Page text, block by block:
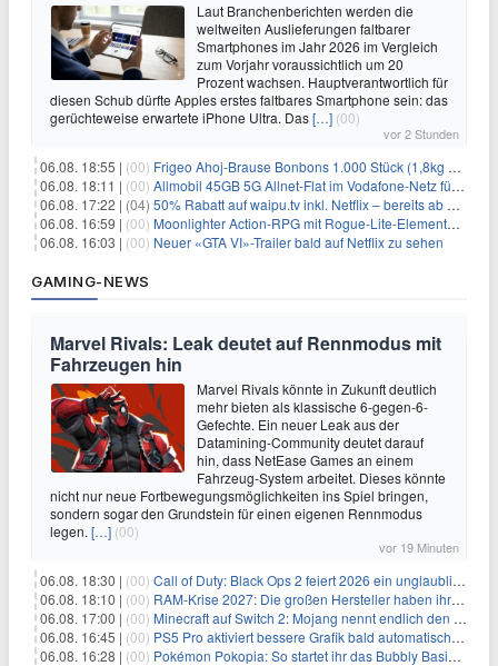
Laut Branchenberichten werden die
weltweiten Auslieferungen faltbarer
Smartphones im Jahr 2026 im Vergleich
zum Vorjahr voraussichtlich um 20
Prozent wachsen. Hauptverantwortlich für
diesen Schub dürfte Apples erstes faltbares Smartphone sein: das
gerüchteweise erwartete iPhone Ultra. Das[…] (00)
vor 2 Stunden
06.08. 18:55 | (00) Frigeo Ahoj-Brause Bonbons 1.000 Stück (1,8kg Eimer) für 6,29€
06.08. 18:11 | (00) Allmobil 45GB 5G Allnet-Flat im Vodafone-Netz für eff. 5,91€/Monat dank 50€ Wechselbonus + 0€ AG
06.08. 17:22 | (04) 50% Rabatt auf waipu.tv inkl. Netflix – bereits ab 9€/Monat (statt 17,99€)
06.08. 16:59 | (00) Moonlighter Action-RPG mit Rogue-Lite-Elementen kostenlos bei Steam
06.08. 16:03 | (00) Neuer «GTA VI»-Trailer bald auf Netflix zu sehen
GAMING-NEWS
Marvel Rivals: Leak deutet auf Rennmodus mit
Fahrzeugen hin
Marvel Rivals könnte in Zukunft deutlich
mehr bieten als klassische 6-gegen-6-
Gefechte. Ein neuer Leak aus der
Datamining-Community deutet darauf
hin, dass NetEase Games an einem
Fahrzeug-System arbeitet. Dieses könnte
nicht nur neue Fortbewegungsmöglichkeiten ins Spiel bringen,
sondern sogar den Grundstein für einen eigenen Rennmodus
legen. […] (00)
vor 19 Minuten
06.08. 18:30 | (00) Call of Duty: Black Ops 2 feiert 2026 ein unglaubliches Comeback
06.08. 18:10 | (00) RAM-Krise 2027: Die großen Hersteller haben ihre Produktion offenbar schon verkauft
06.08. 17:00 | (00) Minecraft auf Switch 2: Mojang nennt endlich den Releasetermin
06.08. 16:45 | (00) PS5 Pro aktiviert bessere Grafik bald automatisch, aber das Update ist kleiner als gedacht
06.08. 16:28 | (00) Pokémon Pokopia: So startet ihr das Bubbly Basin-DLC